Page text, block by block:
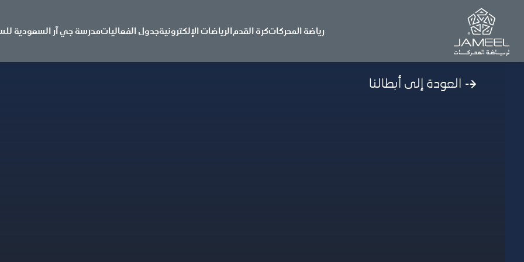
رياضة المحركاتكرة القدمالرياضات الإلكترونيةجدول الفعالياتمدرسة جي آر السعودية
العودة إلى أبطالنا